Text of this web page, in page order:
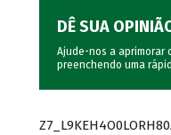
DÊ SUA
Ajude-nos a aprimorar
preenchendo uma